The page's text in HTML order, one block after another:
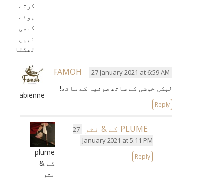
کرتے
ہوئے
کبھی
نہیں
تھکتا
Fabienne
FAMOH 27 January 2021 at 6:59 AM
لیکن خوشی کے ساتھ صوفیہ کے ساتھ!
Reply
plume
کے &
نثر –
PLUME کے & نثر
27
January 2021 at 5:11 PM
Reply